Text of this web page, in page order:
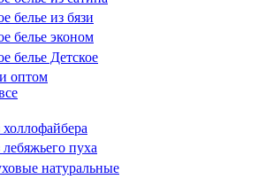
белье из бязи
белье эконом
белье Детское
оптом
пуха
натуральные